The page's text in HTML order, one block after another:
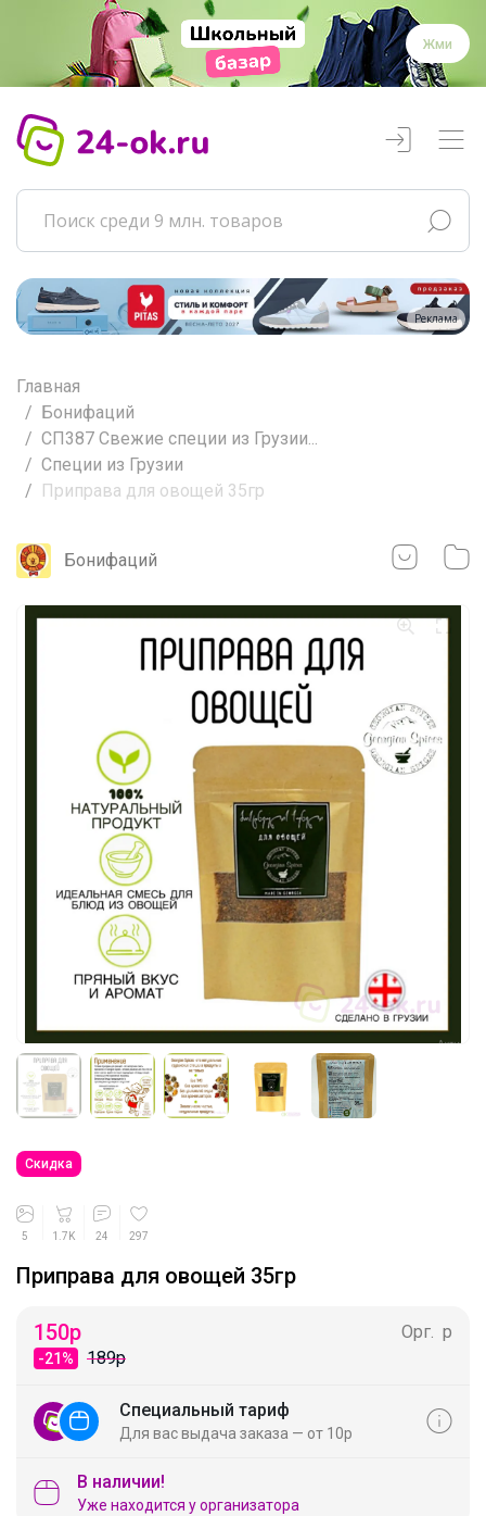
Жми
Реклама
Главная
Бонифаций
СП387 Свежие специи из Грузии...
Специи из Грузии
Приправа для овощей 35гр
Бонифаций
Скидка
5 1.7K 24 297
Приправа для овощей 35гр
150р
-21% 189р
Орг. р
Специальный тариф
Для вас выдача заказа — от 10р
В наличии!
Уже находится у организатора